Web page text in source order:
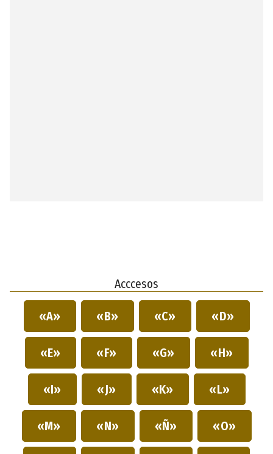
Acccesos
«A» «B» «C» «D»
«E» «F» «G» «H»
«I» «J» «K» «L»
«M» «N» «Ñ» «O»